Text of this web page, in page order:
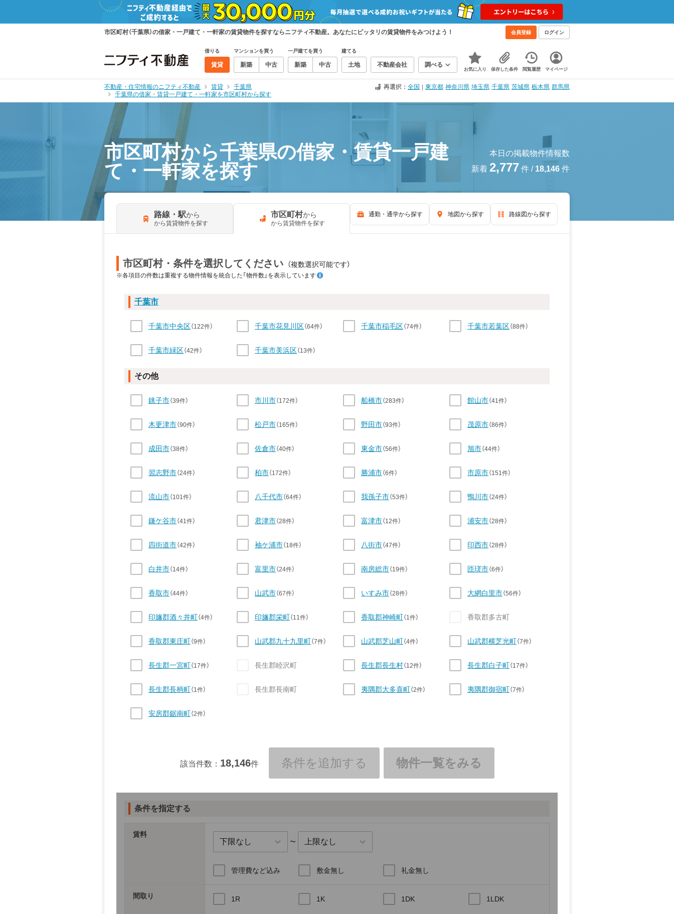
市区町村（千葉県）の借家・一戸建て・一軒家の賃貸物件を探すならニフティ不動産。あなたにピッタリの賃貸物件をみつけよう！ 会員登録 ログイン
借りる
賃貸
マンションを買う
新築 中古
一戸建てを買う
新築 中古
建てる
土地 不動産会社 調べる
お気に入り 保存した条件 閲覧履歴 マイページ
不動産・住宅情報のニフティ不動産 賃貸
千葉県
千葉県の借家・賃貸一戸建て・一軒家を市区町村から探す
再選択： 全国 ｜ 東京都 神奈川県 埼玉県 千葉県 茨城県 栃木県 群馬県
市区町村から千葉県の借家・賃貸一戸建
て・一軒家を探す
本日の掲載物件情報数
新着 2,777 件 / 18,146 件
路線・駅から
から賃貸物件を探す
市区町村から
から賃貸物件を探す
通勤・通学から探す 地図から探す 路線図から探す
市区町村・条件を選択してください （複数選択可能です）
※各項目の件数は重複する物件情報を統合した「物件数」を表示しています
千葉市
千葉市中央区（122件） 千葉市花見川区（64件） 千葉市稲毛区（74件） 千葉市若葉区（88件）
千葉市緑区（42件） 千葉市美浜区（13件）
その他
銚子市（39件） 市川市（172件） 船橋市（283件） 館山市（41件）
木更津市（90件） 松戸市（165件） 野田市（93件） 茂原市（86件）
成田市（38件） 佐倉市（40件） 東金市（56件） 旭市（44件）
習志野市（24件） 柏市（172件） 勝浦市（6件） 市原市（151件）
流山市（101件） 八千代市（64件） 我孫子市（53件） 鴨川市（24件）
鎌ケ谷市（41件） 君津市（28件） 富津市（12件） 浦安市（28件）
四街道市（42件） 袖ケ浦市（18件） 八街市（47件） 印西市（28件）
白井市（14件） 富里市（24件） 南房総市（19件） 匝瑳市（6件）
香取市（44件） 山武市（67件） いすみ市（28件） 大網白里市（56件）
印旛郡酒々井町（4件） 印旛郡栄町（11件） 香取郡神崎町（1件） 香取郡多古町
香取郡東庄町（9件） 山武郡九十九里町（7件） 山武郡芝山町（4件） 山武郡横芝光町（7件）
長生郡一宮町（17件） 長生郡睦沢町 長生郡長生村（12件） 長生郡白子町（17件）
長生郡長柄町（1件） 長生郡長南町 夷隅郡大多喜町（2件） 夷隅郡御宿町（7件）
安房郡鋸南町（2件）
該当件数： 18,146件 条件を追加する 物件一覧をみる
条件を指定する
賃料
〜
管理費など込み 敷金無し 礼金無し
間取り 1R 1K 1DK 1LDK